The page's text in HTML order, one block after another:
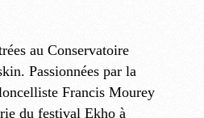
au Conservatoire
Passionnées par la
Francis Mourey
du festival Ekho à